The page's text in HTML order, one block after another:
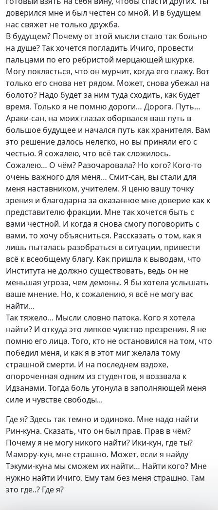
доверился мне и был честен со мной. И в будущем
нас свяжет не только дружба.
В будущем? Почему от этой мысли стало так больно
на душе? Так хочется погладить Ичиго, провести
пальцами по его ребристой мерцающей шкурке.
Могу поклясться, что он мурчит, когда его глажу. Вот
только его снова нет рядом. Может, снова убежал на
болото? Надо будет за ним туда сходить, как будет
время. Только я не помню дороги… Дорога. Путь…
Араки-сан, на моих глазах оборвался ваш путь в
большое будущее и начался путь как хранителя. Вам
это решение далось нелегко, но вы приняли его с
честью. Я сожалею, что всё так сложилось.
Сожалею… О чём? Разочаровала? Но кого? Кого-то
очень важного для меня… Смит-сан, вы стали для
меня наставником, учителем. Я ценю вашу точку
зрения и благодарна за оказанное мне доверие как к
представителю фракции. Мне так хочется быть с
вами честной. И когда я снова смогу поговорить с
вами, то хочу объясниться. Рассказать о том, как я
лишь пыталась разобраться в ситуации, привести
всё к всеобщему благу. Как пришла к выводам, что
Института не должно существовать, ведь он не
меньшая угроза, чем демоны. Я бы хотела услышать
ваше мнение. Но, к сожалению, я всё не могу вас
найти...
Так тяжело... Мысли словно патока. Кого я хотела
найти? И откуда это липкое чувство презрения. Я не
помню его лица. Того, кто не остановился на том, что
победил меня, и как я в этот миг желала тому
страшной смерти. И на последнем вздохе,
опороченная одним из студентов, я воззвала к
Идзанами. Тогда боль утонула в заполняющей меня
силе и чувстве свободы...
Где я? Здесь так темно и одиноко. Мне надо найти
Рин-куна. Сказать, что он был прав. Прав в чём?
Почему я не могу никого найти? Ики-кун, где ты?
Мамору-кун, мне страшно. Может, если я найду
Тэкуми-куна мы сможем их найти… Найти кого? Мне
нужно найти Ичиго. Ему там без меня страшно. Там
это где..? Где я?